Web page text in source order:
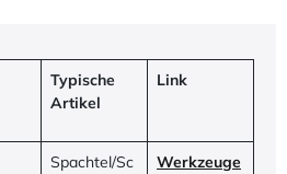
Typische
Artikel
Link
Spachtel/Sc
Werkzeuge